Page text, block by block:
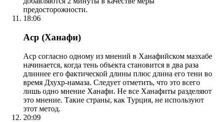
предосторожности.
18:06
Аср (Ханафи)
Аср согласно одному из мнений в Ханафийском мазхабе
начинается, когда тень объекта становится в два раза
длиннее его фактической длины плюс длина его тени во
время Дхухр-намаза. Следует отметить, что это всего
лишь одно мнение Ханафи. Не все Ханафиты разделяют
это мнение. Такие страны, как Турция, не используют
этот метод.
20:09